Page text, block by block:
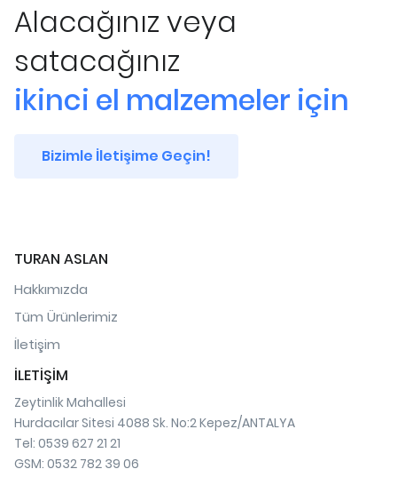
Alacağınız veya
satacağınız
ikinci el malzemeler için
Bizimle İletişime Geçin!
TURAN ASLAN
Hakkımızda
Tüm Ürünlerimiz
İletişim
İLETİŞİM
Zeytinlik Mahallesi
Hurdacılar Sitesi 4088 Sk. No:2 Kepez/ANTALYA
Tel: 0539 627 21 21
GSM: 0532 782 39 06